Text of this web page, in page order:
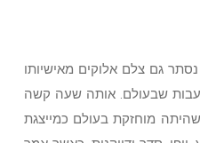
גם צלם אלוקים מאישיותו
שבעולם. אותה שעה קשה
מוחזקת בעולם כמייצגת